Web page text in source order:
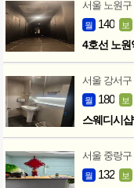
서울 노원구
월 140 보
4호선 노원
서울 강서구
월 180 보
스웨디시
서울 중랑구
월 132 보